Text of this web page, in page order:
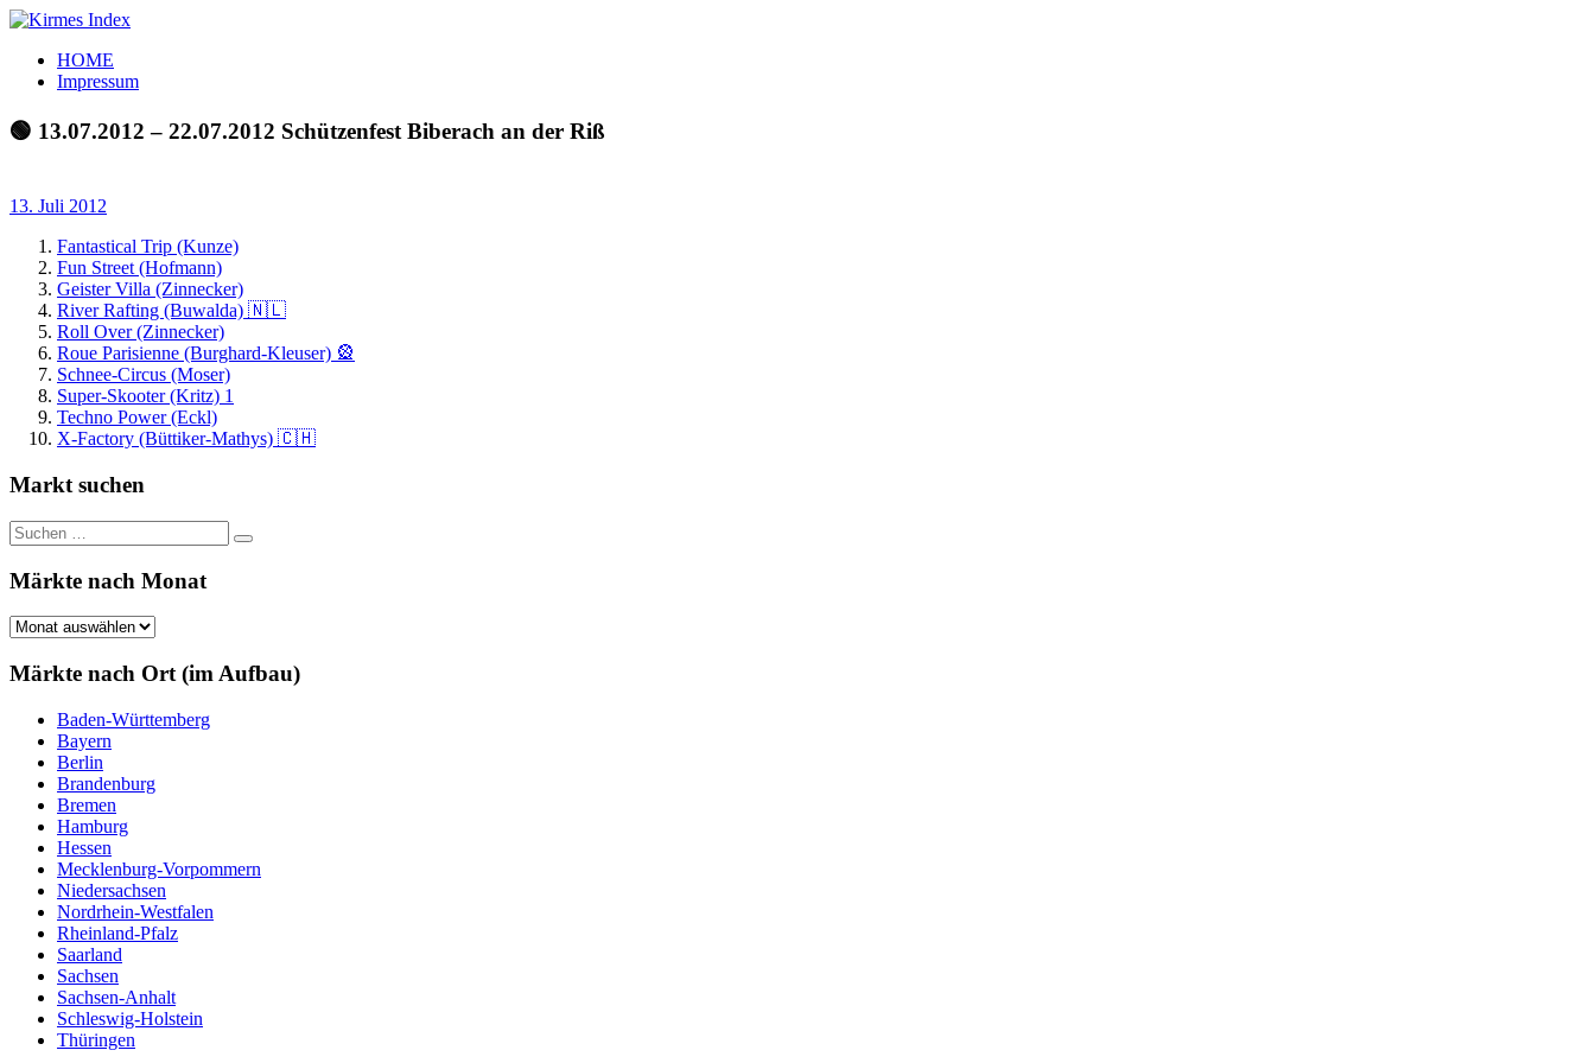
Zum
springen
Kirmes
Index
Tourpläne
der
letzten
HOME
Impressum
🟢 13.07.2012 – 22.07.2012 Schützenfest Biberach an der Riß
13. Juli 2012
Fantastical Trip (Kunze)
Fun Street (Hofmann)
Geister Villa (Zinnecker)
River Rafting (Buwalda) 🇳🇱
Roll Over (Zinnecker)
Roue Parisienne (Burghard-Kleuser) 🎡
Schnee-Circus (Moser)
Super-Skooter (Kritz) 1
Techno Power (Eckl)
X-Factory (Büttiker-Mathys) 🇨🇭
Markt suchen
Suchen
nach:
Suchen
Märkte nach Monat
Märkte
Monat
Märkte nach Ort (im Aufbau)
Baden-Württemberg
Bayern
Berlin
Brandenburg
Bremen
Hamburg
Hessen
Mecklenburg-Vorpommern
Niedersachsen
Nordrhein-Westfalen
Rheinland-Pfalz
Saarland
Sachsen
Sachsen-Anhalt
Schleswig-Holstein
Thüringen